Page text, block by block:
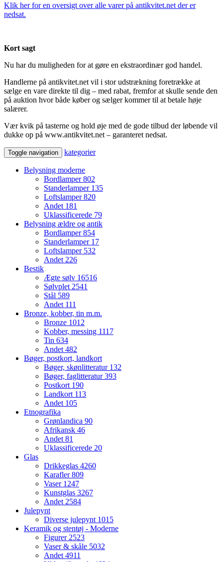
Klik her for en oversigt over alle varer på antikvitet.net der er
nedsat.
Kort sagt
Nu har du muligheden for at gøre en ekstraordinær god handel.
Handlerne på antikvitet.net vil i stor udstrækning foretrække at
sælge en vare direkte til dig – med rabat, fremfor at skulle sende den
på auktion hvor både køber og sælger kommer til at betale høje
salærer.
Vær kvik på tasterne og hold øje med de gode tilbud der løbende vil
dukke op på www.antikvitet.net – garanteret nedsat.
Toggle navigation kategorier
Belysning moderne
Bordlamper802
Standerlamper 135
Loftslamper820
Andet 181
Uklassificerede 79
Belysning ældre og antik
Bordlamper854
Standerlamper 17
Loftslamper 532
Andet 226
Bestik
Ægte sølv 16516
Sølvplet 2541
Stål 589
Andet 111
Bronze, kobber, tin m.m.
Bronze 1012
Kobber, messing 1117
Tin 634
Andet 482
Bøger, postkort, landkort
Bøger, skønlitteratur 132
Bøger, faglitteratur393
Postkort 190
Landkort 113
Andet 105
Etnografika
Grønlandica 90
Afrikansk 46
Andet 81
Uklassificerede 20
Glas
Drikkeglas 4260
Karafler809
Vaser 1247
Kunstglas 3267
Andet 2584
Julepynt
Diverse julepynt 1015
Keramik og stentøj - Moderne
Figurer 2523
Vaser & skåle 5032
Andet 4911